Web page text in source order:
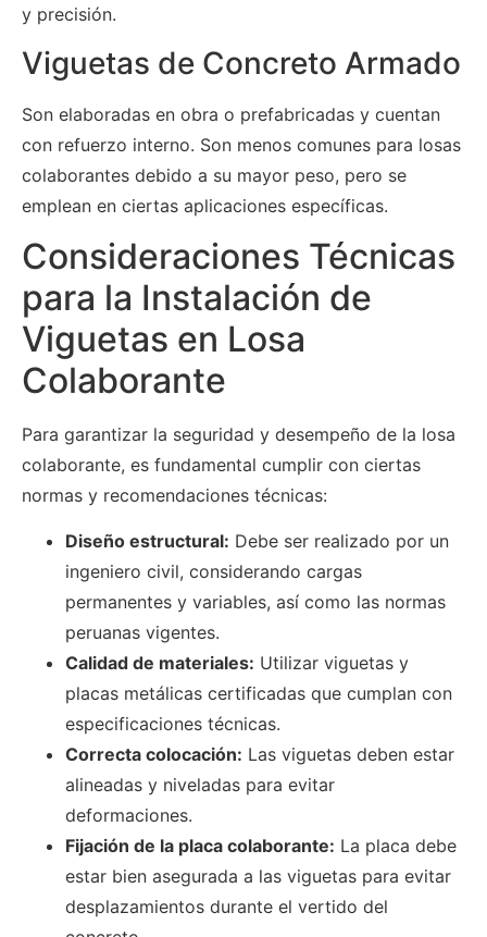
y precisión.
Viguetas de Concreto Armado
Son elaboradas en obra o prefabricadas y cuentan
con refuerzo interno. Son menos comunes para losas
colaborantes debido a su mayor peso, pero se
emplean en ciertas aplicaciones específicas.
Consideraciones Técnicas
para la Instalación de
Viguetas en Losa
Colaborante
Para garantizar la seguridad y desempeño de la losa
colaborante, es fundamental cumplir con ciertas
normas y recomendaciones técnicas:
Diseño estructural: Debe ser realizado por un
ingeniero civil, considerando cargas
permanentes y variables, así como las normas
peruanas vigentes.
Calidad de materiales: Utilizar viguetas y
placas metálicas certificadas que cumplan con
especificaciones técnicas.
Correcta colocación: Las viguetas deben estar
alineadas y niveladas para evitar
deformaciones.
Fijación de la placa colaborante: La placa debe
estar bien asegurada a las viguetas para evitar
desplazamientos durante el vertido del